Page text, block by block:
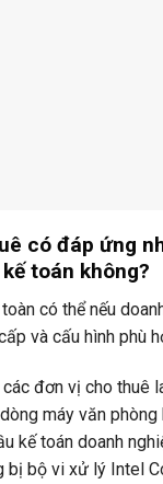
có đáp ứng
toán không?
có thể nếu
và cấu hình phù
các đơn vị cho thuê
máy văn
kế toán doanh
bị bộ vi xử lý Intel